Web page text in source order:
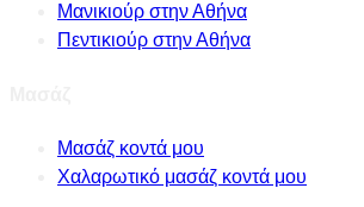
Μανικιούρ στην Αθήνα
Πεντικιούρ στην Αθήνα
Μασάζ κοντά μου
Χαλαρωτικό μασάζ κοντά μου